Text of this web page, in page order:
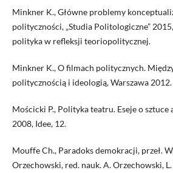
Minkner K., Główne problemy
polityczności, „Studia Politologiczne”
polityka w refleksji teoriopolitycznej.
Minkner K., O filmach politycznych.
politycznością i ideologią, Warszawa 2012.
Mościcki P., Polityka teatru. Eseje o sztuce
2008, Idee, 12.
Mouffe Ch., Paradoks demokracji, przeł.
Orzechowski, red. nauk. A. Orzechowski,